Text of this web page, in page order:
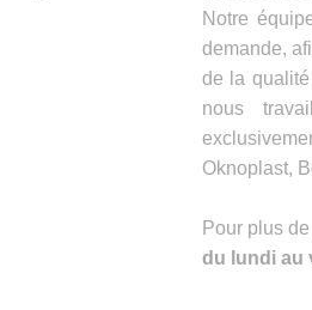
Notre
demande,
de la
nous
Oknoplast,
Pour plus
du lundi au